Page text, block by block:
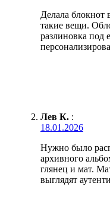
Делала блокнот
такие вещи.
разлиновка под
Лев К. :
18.01.2026
Нужно было
архивного
глянец и мат.
выглядят